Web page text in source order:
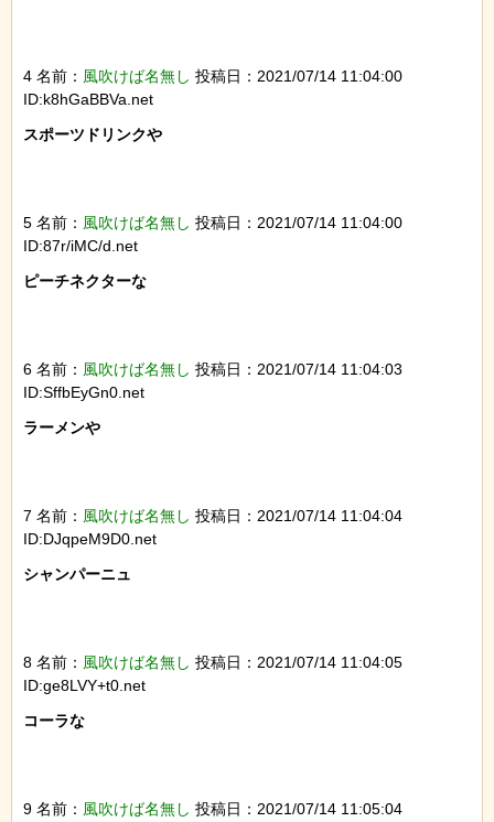
4 名前： 風吹けば名無し 投稿日：2021/07/14 11:04:00
ID:k8hGaBBVa.net
スポーツドリンクや
5 名前： 風吹けば名無し 投稿日：2021/07/14 11:04:00
ID:87r/iMC/d.net
ピーチネクターな
6 名前： 風吹けば名無し 投稿日：2021/07/14 11:04:03
ID:SffbEyGn0.net
ラーメンや
7 名前： 風吹けば名無し 投稿日：2021/07/14 11:04:04
ID:DJqpeM9D0.net
シャンパーニュ
8 名前： 風吹けば名無し 投稿日：2021/07/14 11:04:05
ID:ge8LVY+t0.net
コーラな
9 名前： 風吹けば名無し 投稿日：2021/07/14 11:05:04